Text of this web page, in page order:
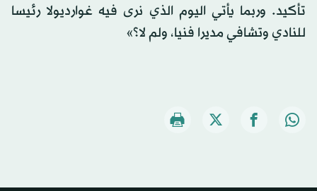
تأكيد. وربما يأتي اليوم الذي نرى فيه غوارديولا رئيسا
للنادي وتشافي مديرا فنيا، ولم لا؟»